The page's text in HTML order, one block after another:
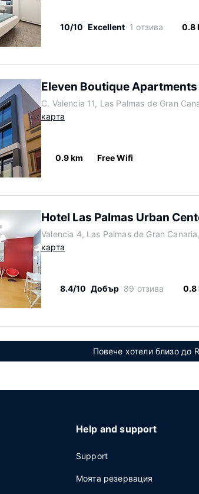
10/10 Excellent 1 отзива 0.8
Eleven Boutique
C. Valencia 11, Las Palmas de Gran
карта
0.9 km Free Wifi
Hotel Las Palmas Urban
Valencia 4, Las Palmas de Gran
карта
8.4/10 Добър 89 отзива 0.8
Повече хотели близо до
Help and support
Support
Моята резервация